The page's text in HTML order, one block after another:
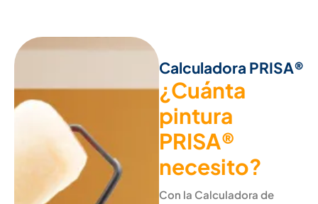
Calculadora PRISA®
¿Cuánta
pintura
PRISA®
necesito?
Con la Calculadora de